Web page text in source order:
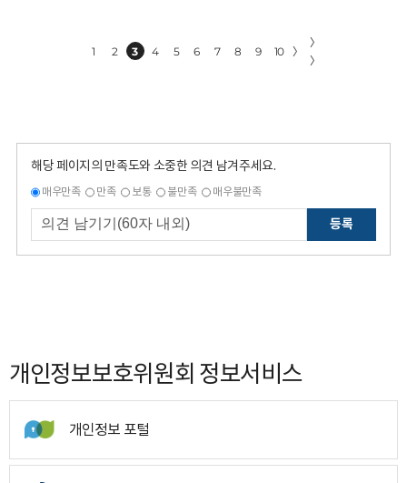
1 2 3 4 5 6 7 8 9 10 〉
〉
〉
해당 페이지의 만족도와 소중한 의견 남겨주세요.
매우만족 만족 보통 불만족 매우불만족
등록
개인정보보호위원회 정보서비스
개인정보 포털